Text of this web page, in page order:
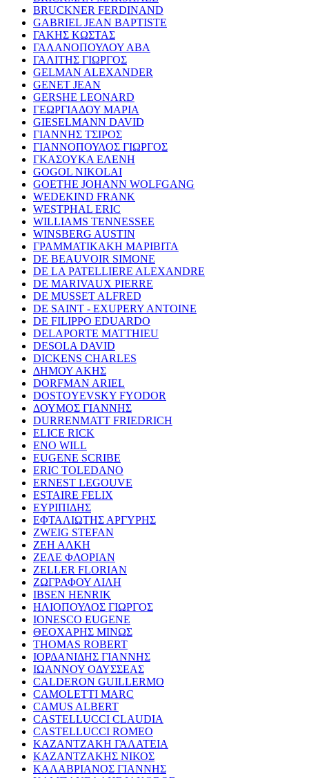
BRUCKNER FERDINAND
GABRIEL JEAN BAPTISTE
ΓΑΚΗΣ ΚΩΣΤΑΣ
ΓΑΛΑΝΟΠΟΥΛΟΥ ΑΒΑ
ΓΑΛΙΤΗΣ ΓΙΩΡΓΟΣ
GELMAN ALEXANDER
GENET JEAN
GERSHE LEONARD
ΓΕΩΡΓΙΑΔΟΥ ΜΑΡΙΑ
GIESELMANN DAVID
ΓΙΑΝΝΗΣ ΤΣΙΡΟΣ
ΓΙΑΝΝΟΠΟΥΛΟΣ ΓΙΩΡΓΟΣ
ΓΚΑΣΟΥΚΑ ΕΛΕΝΗ
GOGOL NIKOLAI
GOETHE JOHANN WOLFGANG
WEDEKIND FRANK
WESTPHAL ERIC
WILLIAMS TENNESSEE
WINSBERG AUSTIN
ΓΡΑΜΜΑΤΙΚΑΚΗ ΜΑΡΙΒΙΤΑ
DE BEAUVOIR SIMONE
DE LA PATELLIERE ALEXANDRE
DE MARIVAUX PIERRE
DE MUSSET ALFRED
DE SAINT - EXUPERY ANTOINE
DE FILIPPO EDUARDO
DELAPORTE MATTHIEU
DESOLA DAVID
DICKENS CHARLES
ΔΗΜΟΥ ΑΚΗΣ
DORFMAN ARIEL
DOSTOYEVSKY FYODOR
ΔΟΥΜΟΣ ΓΙΑΝΝΗΣ
DURRENMATT FRIEDRICH
ELICE RICK
ENO WILL
EUGENE SCRIBE
ERIC TOLEDANO
ERNEST LEGOUVE
ESTAIRE FELIX
ΕΥΡΙΠΙΔΗΣ
ΕΦΤΑΛΙΩΤΗΣ ΑΡΓΥΡΗΣ
ZWEIG STEFAN
ΖΕΗ ΑΛΚΗ
ΖΕΛΕ ΦΛΟΡΙΑΝ
ZELLER FLORIAN
ΖΩΓΡΑΦΟΥ ΛΙΛΗ
IBSEN HENRIK
ΗΛΙΟΠΟΥΛΟΣ ΓΙΩΡΓΟΣ
IONESCO EUGENE
ΘΕΟΧΑΡΗΣ ΜΙΝΩΣ
THOMAS ROBERT
ΙΟΡΔΑΝΙΔΗΣ ΓΙΑΝΝΗΣ
ΙΩΑΝΝΟΥ ΟΔΥΣΣΕΑΣ
CALDERON GUILLERMO
CAMOLETTI MARC
CAMUS ALBERT
CASTELLUCCI CLAUDIA
CASTELLUCCI ROMEO
ΚΑΖΑΝΤΖΑΚΗ ΓΑΛΑΤΕΙΑ
ΚΑΖΑΝΤΖΑΚΗΣ ΝΙΚΟΣ
ΚΑΛΑΒΡΙΑΝΟΣ ΓΙΑΝΝΗΣ